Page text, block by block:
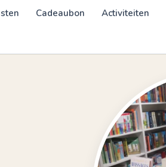
Cadeaubon Activiteiten